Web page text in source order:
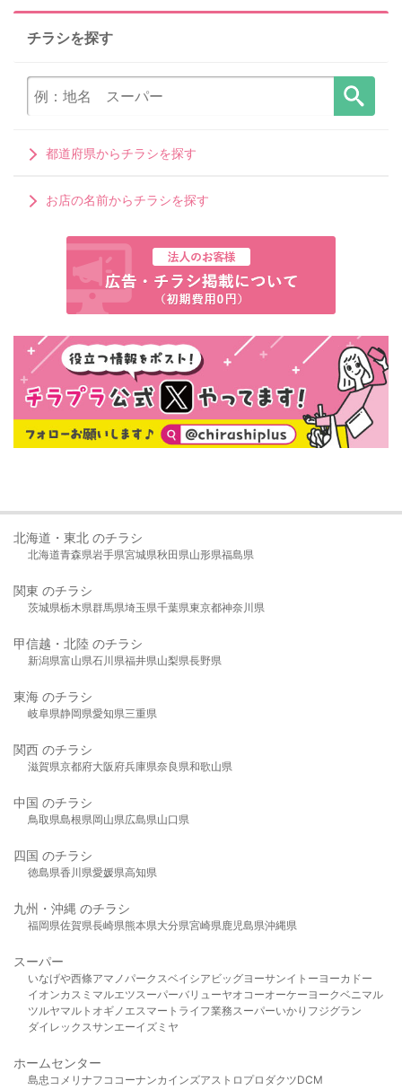
チラシを探す
都道府県からチラシを探す
お店の名前からチラシを探す
北海道・東北 のチラシ
北海道青森県岩手県宮城県秋田県山形県福島県
関東 のチラシ
茨城県栃木県群馬県埼玉県千葉県東京都神奈川県
甲信越・北陸 のチラシ
新潟県富山県石川県福井県山梨県長野県
東海 のチラシ
岐阜県静岡県愛知県三重県
関西 のチラシ
滋賀県京都府大阪府兵庫県奈良県和歌山県
中国 のチラシ
鳥取県島根県岡山県広島県山口県
四国 のチラシ
徳島県香川県愛媛県高知県
九州・沖縄 のチラシ
福岡県佐賀県長崎県熊本県大分県宮崎県鹿児島県沖縄県
スーパー
いなげや西條アマノパークスベイシア ビッグヨーサンイトーヨーカドー
イオンカスミ マルエツスーパーバリューヤオコーオーケー ヨークベニマル
ツルヤマルト オギノ エスマート ライフ業務スーパーいかり フジグラン
ダイレックスサンエーイズミヤ
ホームセンター
島忠 コメリ ナフコ コーナンカインズアストロプロダクツDCM